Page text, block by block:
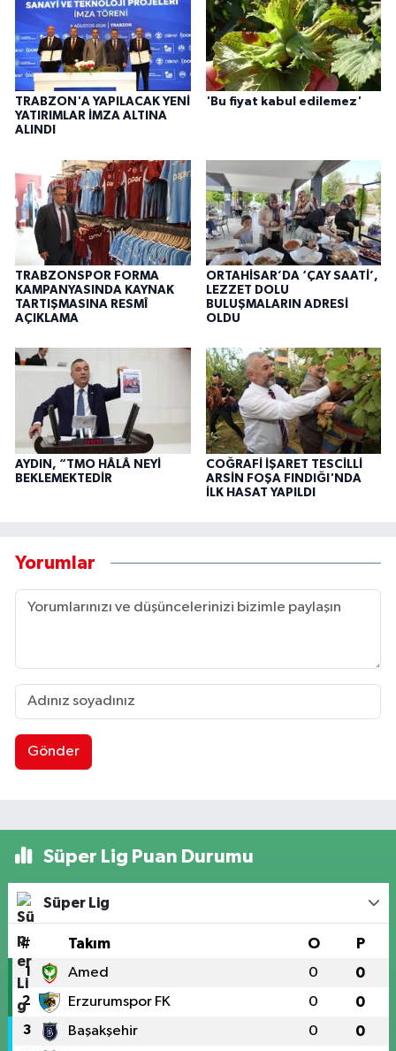
TRABZON'A YAPILACAK YENİ
YATIRIMLAR İMZA ALTINA
ALINDI
'Bu fiyat kabul edilemez'
TRABZONSPOR FORMA
KAMPANYASINDA KAYNAK
TARTIŞMASINA RESMÎ
AÇIKLAMA
ORTAHİSAR’DA ‘ÇAY SAATİ’,
LEZZET DOLU
BULUŞMALARIN ADRESİ
OLDU
AYDIN, “TMO HÂLÂ NEYİ
BEKLEMEKTEDİR
COĞRAFİ İŞARET TESCİLLİ
ARSİN FOŞA FINDIĞI'NDA
İLK HASAT YAPILDI
Yorumlar
Gönder
Süper Lig Puan Durumu
Süper Lig
# Takım O P
1 Amed 0 0
2 Erzurumspor FK 0 0
3 Başakşehir 0 0